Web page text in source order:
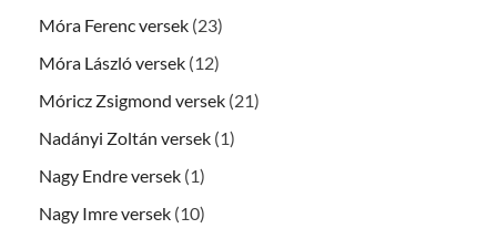
Móra Ferenc versek (23)
Móra László versek (12)
Móricz Zsigmond versek (21)
Nadányi Zoltán versek (1)
Nagy Endre versek (1)
Nagy Imre versek (10)